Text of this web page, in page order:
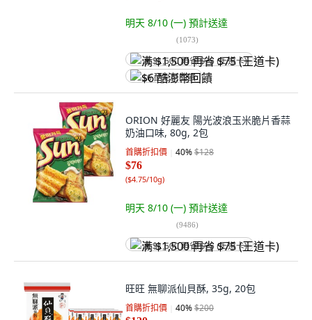
明天 8/10 (一) 預計送達
(1073)
满 $1,500 再省 $75 (王道卡)
$6 酷澎幣回饋
ORION 好麗友 陽光波浪玉米脆片香蒜
奶油口味, 80g, 2包
首購折扣價 40%$128
$76
($4.75/10g)
明天 8/10 (一) 預計送達
(9486)
满 $1,500 再省 $75 (王道卡)
旺旺 無聊派仙貝酥, 35g, 20包
首購折扣價 40%$200